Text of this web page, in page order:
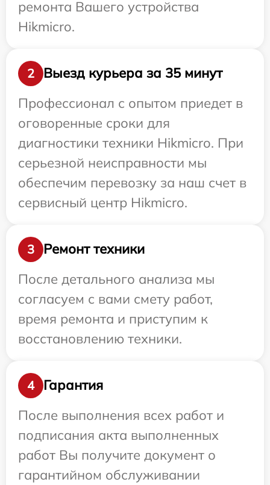
ремонта Вашего устройства
Hikmicro.
2
Выезд курьера за 35 минут
Профессионал с опытом приедет в
оговоренные сроки для
диагностики техники Hikmicro. При
серьезной неисправности мы
обеспечим перевозку за наш счет в
сервисный центр Hikmicro.
3
Ремонт техники
После детального анализа мы
согласуем с вами смету работ,
время ремонта и приступим к
восстановлению техники.
4
Гарантия
После выполнения всех работ и
подписания акта выполненных
работ Вы получите документ о
гарантийном обслуживании